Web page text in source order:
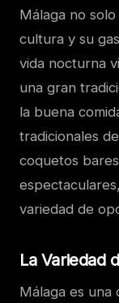
Málaga no
cultura y su
vida nocturna
una gran
la buena
tradicionales
coquetos
variedad de
La Variedad
Málaga es una